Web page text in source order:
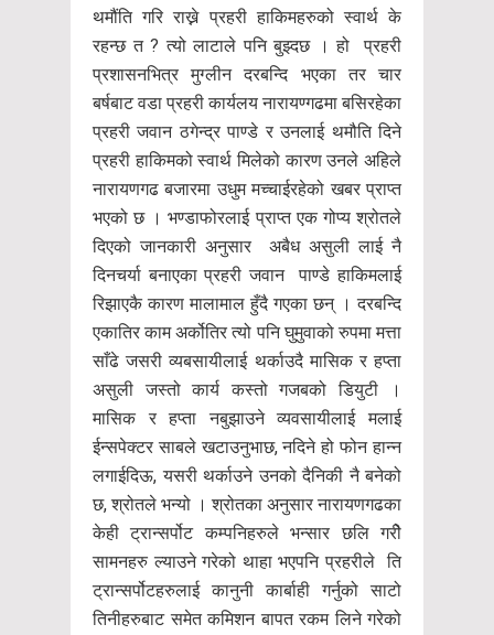
थमौंति गरि राख्ने प्रहरी हाकिमहरुको स्वार्थ के
रहन्छ त ? त्यो लाटाले पनि बुझ्दछ । हो प्रहरी
प्रशासनभित्र मुग्लीन दरबन्दि भएका तर चार
बर्षबाट वडा प्रहरी कार्यलय नारायण्गढमा बसिरहेका
प्रहरी जवान ठगेन्द्र पाण्डे र उनलाई थमौति दिने
प्रहरी हाकिमको स्वार्थ मिलेको कारण उनले अहिले
नारायणगढ बजारमा उधुम मच्चाईरहेको खबर प्राप्त
भएको छ । भण्डाफोरलाई प्राप्त एक गोप्य श्रोतले
दिएको जानकारी अनुसार अबैध असुली लाई नै
दिनचर्या बनाएका प्रहरी जवान पाण्डे हाकिमलाई
रिझाएकै कारण मालामाल हुँदै गएका छन् । दरबन्दि
एकातिर काम अर्कोतिर त्यो पनि घुमुवाको रुपमा मत्ता
साँढे जसरी व्यबसायीलाई थर्काउदै मासिक र हप्ता
असुली जस्तो कार्य कस्तो गजबको डियुटी ।
मासिक र हप्ता नबुझाउने व्यवसायीलाई मलाई
ईन्सपेक्टर साबले खटाउनुभाछ, नदिने हो फोन हान्न
लगाईदिऊ, यसरी थर्काउने उनको दैनिकी नै बनेको
छ, श्रोतले भन्यो । श्रोतका अनुसार नारायणगढका
केही ट्रान्सर्पोट कम्पनिहरुले भन्सार छलि गरीे
सामनहरु ल्याउने गरेको थाहा भएपनि प्रहरीले ति
ट्रान्सर्पोटहरुलाई कानुनी कार्बाही गर्नुको साटो
तिनीहरुबाट समेत कमिशन बापत रकम लिने गरेको